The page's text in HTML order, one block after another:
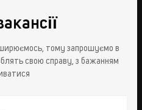
тому запрошуємо в
свою справу, з бажанням